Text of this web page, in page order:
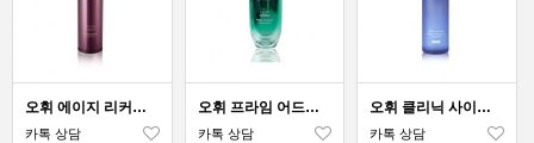
오휘 에이지 리커버리 에센스
카톡 상담
오휘 프라임 어드밴서 앰플 세럼
카톡 상담
오휘 클리닉 사이언스 리파이닝 메디 토너
카톡 상담